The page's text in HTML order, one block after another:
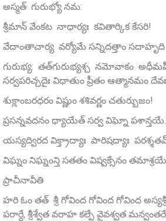
అస్మత్‌ గురుభ్యో నమ:
శ్రీమాన్‌ వేంకట నాధార్యః కవితార్కిక కేసరి!
వేదాంతాచార్య వర్యోమే సన్నిదత్తాం సదాహృది
గురుభ్య: తత్‌గురుభ్యశ్చ నమోవాకం
సర్వపరిచ్చదైః విధాతుం ప్రీతం ఆత్మానమం
శుక్లాంబరధరం విష్ణుం శశివర్ణం చతుర్బుజం!
ప్రసన్నవదనం ధ్యాయేత్ సర్వ విఘ్నో
యస్యద్విరద విక్త్రాద్యాః పారిషద్యాః
విఘ్నం నిఘ్నంన్తి సతతం విష్వక్సేనం
ప్రాచీనావీతి
హరి ఓం తత్ శ్రీ గోవింద గోవింద గోవింద
పరార్దే, శ్రీశ్వేత వరాహ కల్పే వైవశ్వత